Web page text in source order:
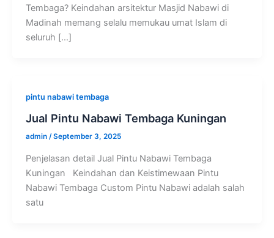
Tembaga? Keindahan arsitektur Masjid Nabawi di
Madinah memang selalu memukau umat Islam di
seluruh […]
pintu nabawi tembaga
Jual Pintu Nabawi Tembaga Kuningan
admin /September 3, 2025
Penjelasan detail Jual Pintu Nabawi Tembaga
Kuningan Keindahan dan Keistimewaan Pintu
Nabawi Tembaga Custom Pintu Nabawi adalah salah
satu